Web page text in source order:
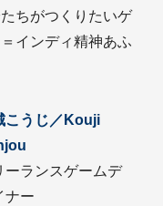
ちがつくりたいゲ
インディ精神あふ
こうじ／Kouji
ーランスゲームデ
ナー